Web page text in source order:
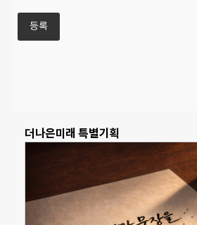
더나은미래 특별기획